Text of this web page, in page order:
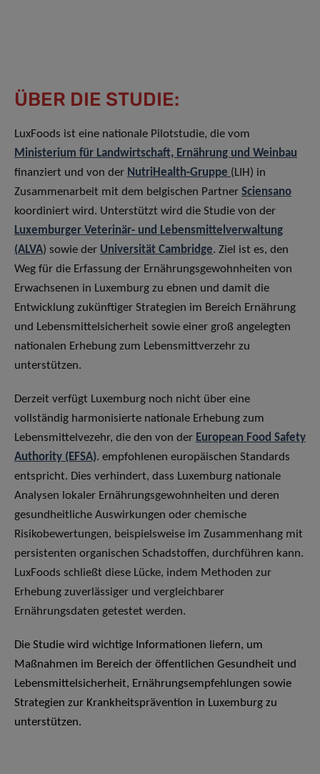
ÜBER DIE STUDIE:
LuxFoods ist eine nationale Pilotstudie, die vom
Ministerium für Landwirtschaft, Ernährung und Weinbau
finanziert und von der NutriHealth-Gruppe (LIH) in
Zusammenarbeit mit dem belgischen Partner Sciensano
koordiniert wird. Unterstützt wird die Studie von der
Luxemburger Veterinär- und Lebensmittelverwaltung
(ALVA) sowie der Universität Cambridge. Ziel ist es, den
Weg für die Erfassung der Ernährungsgewohnheiten von
Erwachsenen in Luxemburg zu ebnen und damit die
Entwicklung zukünftiger Strategien im Bereich Ernährung
und Lebensmittelsicherheit sowie einer groß angelegten
nationalen Erhebung zum Lebensmittverzehr zu
unterstützen.
Derzeit verfügt Luxemburg noch nicht über eine
vollständig harmonisierte nationale Erhebung zum
Lebensmittelvezehr, die den von der European Food Safety
Authority (EFSA). empfohlenen europäischen Standards
entspricht. Dies verhindert, dass Luxemburg nationale
Analysen lokaler Ernährungsgewohnheiten und deren
gesundheitliche Auswirkungen oder chemische
Risikobewertungen, beispielsweise im Zusammenhang mit
persistenten organischen Schadstoffen, durchführen kann.
LuxFoods schließt diese Lücke, indem Methoden zur
Erhebung zuverlässiger und vergleichbarer
Ernährungsdaten getestet werden.
Die Studie wird wichtige Informationen liefern, um
Maßnahmen im Bereich der öffentlichen Gesundheit und
Lebensmittelsicherheit, Ernährungsempfehlungen sowie
Strategien zur Krankheitsprävention in Luxemburg zu
unterstützen.